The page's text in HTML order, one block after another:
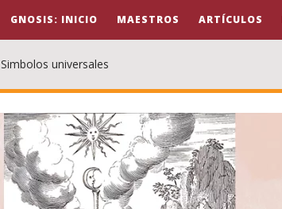
GNOSIS: INICIO MAESTROS ARTÍCULOS
Simbolos universales